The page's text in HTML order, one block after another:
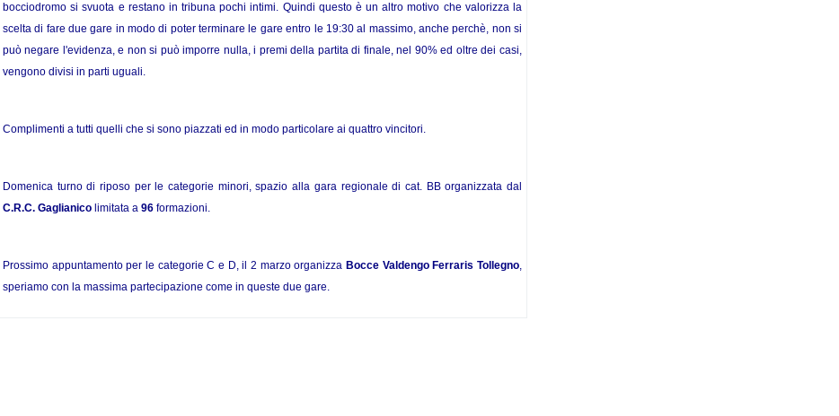
bocciodromo si svuota e restano in tribuna pochi intimi. Quindi questo è un altro motivo che valorizza la
scelta di fare due gare in modo di poter terminare le gare entro le 19:30 al massimo, anche perchè, non si
può negare l'evidenza, e non si può imporre nulla, i premi della partita di finale, nel 90% ed oltre dei casi,
vengono divisi in parti uguali.
Complimenti a tutti quelli che si sono piazzati ed in modo particolare ai quattro vincitori.
Domenica turno di riposo per le categorie minori, spazio alla gara regionale di cat. BB organizzata dal
C.R.C. Gaglianicolimitata a 96 formazioni.
Prossimo appuntamento per le categorie C e D, il 2 marzo organizza Bocce Valdengo Ferraris Tollegno,
speriamo con la massima partecipazione come in queste due gare.